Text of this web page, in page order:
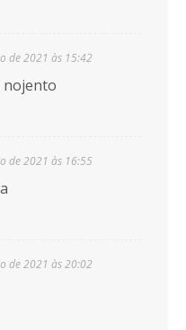
de 2021 às 15:42
nojento
de 2021 às 16:55
de 2021 às 20:02